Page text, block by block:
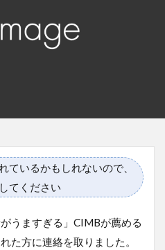
ているかもしれないので、
てください
うますぎる」CIMBが薦める
た方に連絡を取りました。